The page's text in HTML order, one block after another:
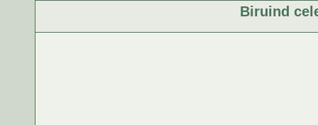
Biruind